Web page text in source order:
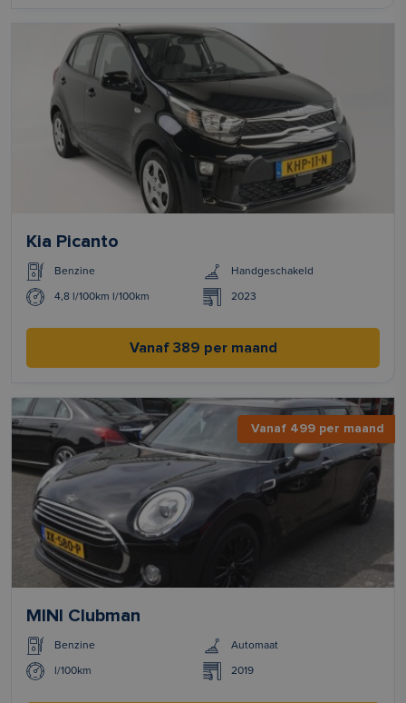
Kia Picanto
Benzine Handgeschakeld
4,8 l/100km l/100km 2023
Vanaf 389 per maand
Vanaf 499 per maand
MINI Clubman
Benzine Automaat
l/100km 2019